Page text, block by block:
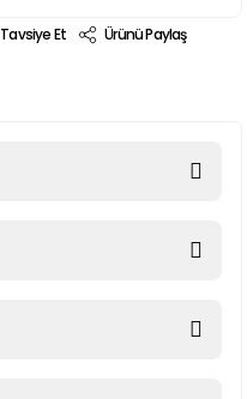
Tavsiye Et
Ürünü Paylaş